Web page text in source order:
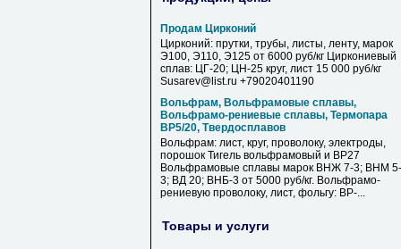
Продам Цирконий
Цирконий: прутки, трубы, листы, ленту, марок
Э100, Э110, Э125 от 6000 руб/кг Циркониевый
сплав: ЦГ-20; ЦН-25 круг, лист 15 000 руб/кг
Susarev@list.ru +79020401190
Вольфрам, Вольфрамовые сплавы,
Вольфрамо-рениевые сплавы, Термопара
ВР5/20, Твердосплавов
Вольфрам: лист, круг, проволоку, электроды,
порошок Тигель вольфрамовый и ВР27
Вольфрамовые сплавы марок ВНЖ 7-3; ВНМ 5-
3; ВД 20; ВНБ-3 от 5000 руб/кг. Вольфрамо-
рениевую проволоку, лист, фольгу: ВР-...
Товары и услуги